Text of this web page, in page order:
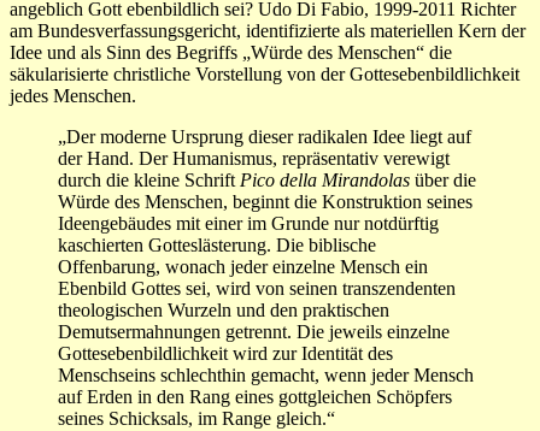
angeblich Gott ebenbildlich sei? Udo Di Fabio, 1999-2011 Richter
am Bundesverfassungsgericht, identifizierte als materiellen Kern der
Idee und als Sinn des Begriffs „Würde des Menschen“ die
säkularisierte christliche Vorstellung von der Gottesebenbildlichkeit
jedes Menschen.
„Der moderne Ursprung dieser radikalen Idee liegt auf
der Hand. Der Humanismus, repräsentativ verewigt
durch die kleine Schrift Pico della Mirandolas über die
Würde des Menschen, beginnt die Konstruktion seines
Ideengebäudes mit einer im Grunde nur notdürftig
kaschierten Gotteslästerung. Die biblische
Offenbarung, wonach jeder einzelne Mensch ein
Ebenbild Gottes sei, wird von seinen transzendenten
theologischen Wurzeln und den praktischen
Demutsermahnungen getrennt. Die jeweils einzelne
Gottesebenbildlichkeit wird zur Identität des
Menschseins schlechthin gemacht, wenn jeder Mensch
auf Erden in den Rang eines gottgleichen Schöpfers
seines Schicksals, im Range gleich.“